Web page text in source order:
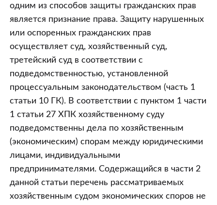
одним из способов защиты гражданских прав
является признание права. Защиту нарушенных
или оспоренных гражданских прав
осуществляет суд, хозяйственный суд,
третейский суд в соответствии с
подведомственностью, установленной
процессуальным законодательством (часть 1
статьи 10 ГК). В соответствии с пунктом 1 части
1 статьи 27 ХПК хозяйственному суду
подведомственны дела по хозяйственным
(экономическим) спорам между юридическими
лицами, индивидуальными
предпринимателями. Содержащийся в части 2
данной статьи перечень рассматриваемых
хозяйственным судом экономических споров не